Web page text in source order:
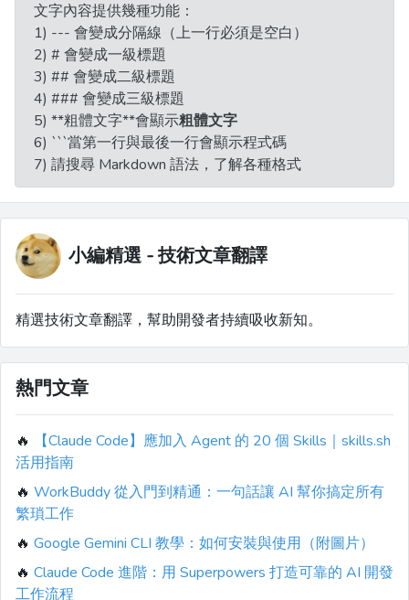
文字內容提供幾種功能：
1) --- 會變成分隔線（上一行必須是空白）
2) # 會變成一級標題
3) ## 會變成二級標題
4) ### 會變成三級標題
5) **粗體文字**會顯示粗體文字
6) ```當第一行與最後一行會顯示程式碼
7) 請搜尋 Markdown 語法，了解各種格式
小編精選 - 技術文章翻譯
精選技術文章翻譯，幫助開發者持續吸收新知。
熱門文章
🔥
【Claude Code】應加入 Agent 的 20 個 Skills｜skills.sh
活用指南
🔥 WorkBuddy 從入門到精通：一句話讓 AI 幫你搞定所有
繁瑣工作
🔥 Google Gemini CLI 教學：如何安裝與使用（附圖片）
🔥 Claude Code 進階：用 Superpowers 打造可靠的 AI 開發
工作流程